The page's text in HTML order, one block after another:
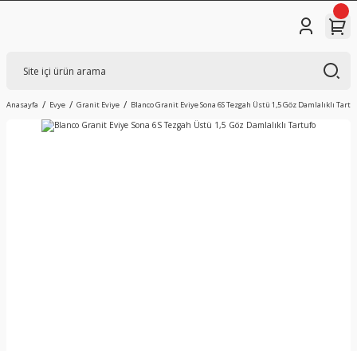
Anasayfa Evye Granit Eviye Blanco Granit Eviye Sona 6S Tezgah Üstü 1,5 Göz Damlalıklı